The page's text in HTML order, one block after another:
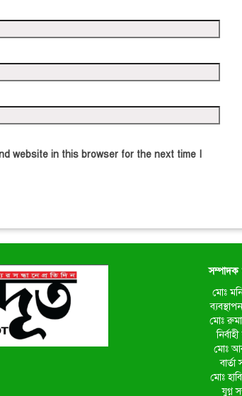
website in this browser for the next time I
সম্পাদক
মোঃ
মোঃ
মোঃ
মোঃ
যুগ্ন